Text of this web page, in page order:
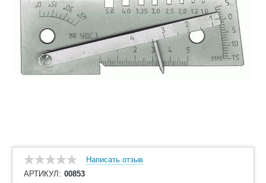
Написать отзыв
АРТИКУЛ: 00853